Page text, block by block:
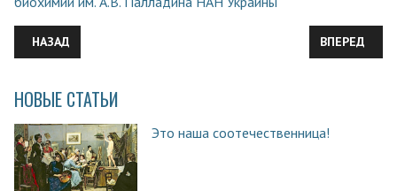
ПРЕДЫДУЩИЙ: НАЧАЛО ЭРЫ КОСМИЧЕСКИХ ТЕХНОЛОГИЙ
НАЗАД ВПЕРЕД
НОВЫЕ СТАТЬИ
Это наша соотечественница!